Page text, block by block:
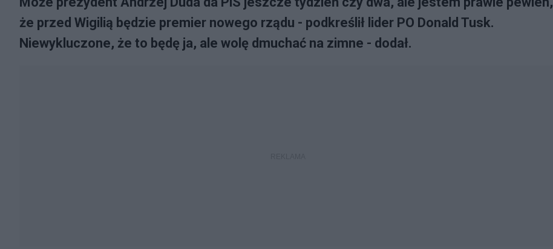
że przed Wigilią będzie premier nowego rządu - podkreślił lider PO Donald Tusk.
Niewykluczone, że to będę ja, ale wolę dmuchać na zimne - dodał.